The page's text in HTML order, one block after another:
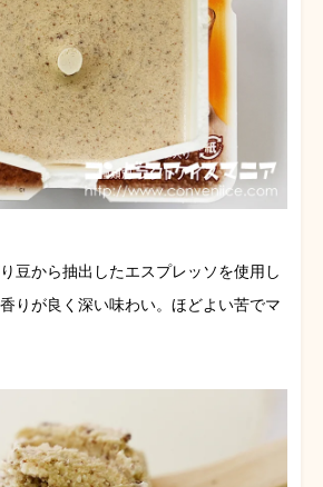
豆から抽出したエスプレッソを使用し
りが良く深い味わい。ほどよい苦でマ